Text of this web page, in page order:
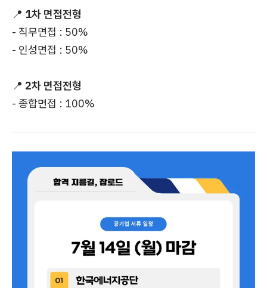
📍 1차 면접전형
- 직무면접 : 50%
- 인성면접 : 50%
📍 2차 면접전형
- 종합면접 : 100%